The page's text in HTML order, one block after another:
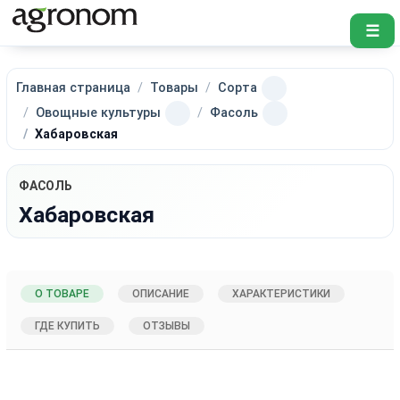
☰
Главная страница Товары
Сорта
Овощные культуры
Фасоль
Хабаровская
ФАСОЛЬ
Хабаровская
О ТОВАРЕ ОПИСАНИЕ ХАРАКТЕРИСТИКИ
ГДЕ КУПИТЬ ОТЗЫВЫ